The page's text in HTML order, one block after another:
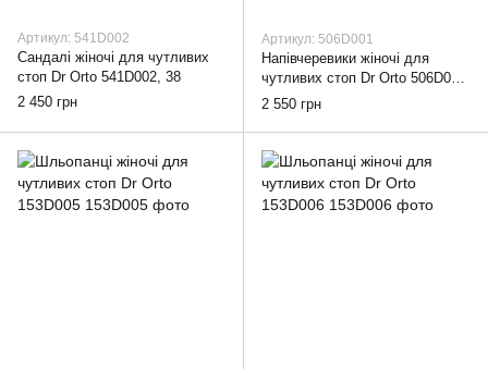
Артикул: 541D002
Cандалі жіночі для чутливих
стоп Dr Orto 541D002, 38
2 450 грн
Артикул: 506D001
Напівчеревики жіночі для
чутливих стоп Dr Orto 506D001,
38
2 550 грн